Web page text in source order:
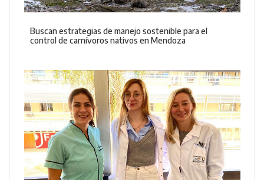
Buscan estrategias de manejo sostenible para el
control de carnívoros nativos en Mendoza